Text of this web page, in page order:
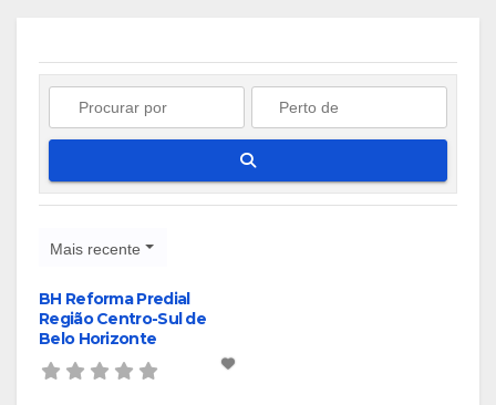
Mais recente
BH Reforma Predial
Região Centro-Sul de
Belo Horizonte